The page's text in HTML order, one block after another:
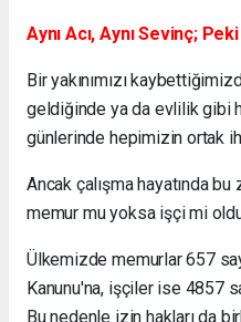
Aynı Acı, Aynı Sevinç;
Bir yakınımızı
geldiğinde ya da evlilik gibi
günlerinde hepimizin ortak
Ancak çalışma hayatında bu
memur mu yoksa işçi mi
Ülkemizde memurlar 657
Kanunu'na, işçiler ise 4857
Bu nedenle izin hakları da